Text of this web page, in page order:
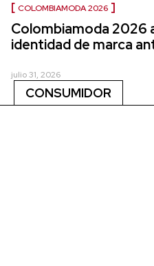
COLOMBIAMODA 2026
Colombiamoda 2026
identidad de marca
julio 31, 2026
CONSUMIDOR